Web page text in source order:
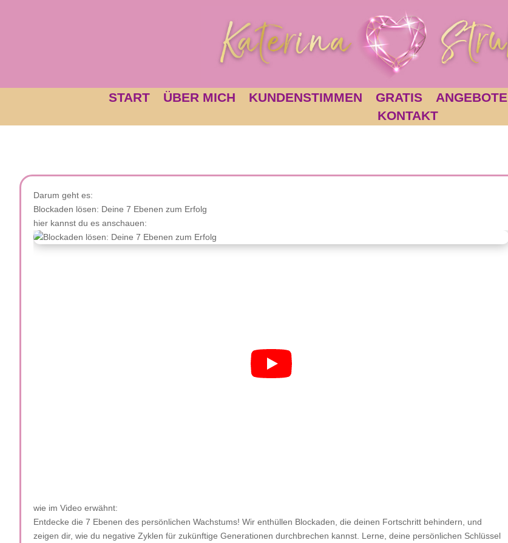
START ÜBER MICH KUNDENSTIMMEN GRATIS ANGEBOTE
KONTAKT
Darum geht es:
Blockaden lösen: Deine 7 Ebenen zum Erfolg
hier kannst du es anschauen:
wie im Video erwähnt:
Entdecke die 7 Ebenen des persönlichen Wachstums! Wir enthüllen Blockaden, die deinen Fortschritt behindern, und
zeigen dir, wie du negative Zyklen für zukünftige Generationen durchbrechen kannst. Lerne, deine persönlichen Schlüssel